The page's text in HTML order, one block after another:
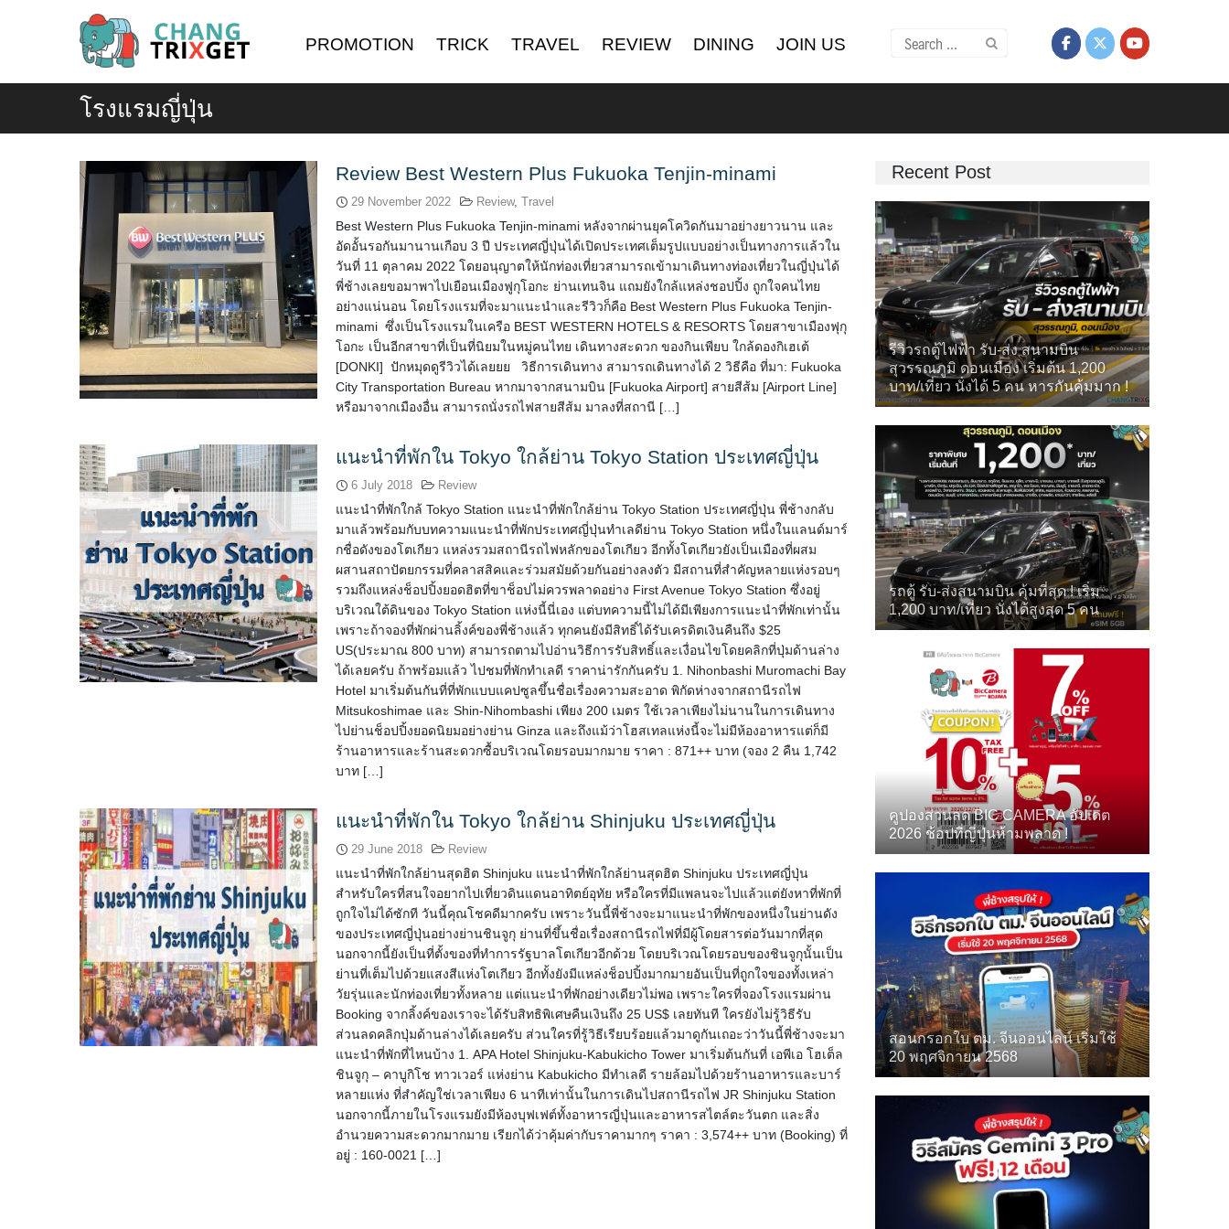
PROMOTION TRICK TRAVEL REVIEW DINING JOIN US
Search
for:
โรงแรมญี่ปุ่น
Review Best Western Plus Fukuoka Tenjin-minami
29 November 2022 Review, Travel
Best Western Plus Fukuoka Tenjin-minami หลังจากผ่านยุคโควิดกันมาอย่างยาวนาน และ
อัดอั้นรอกันมานานเกือบ 3 ปี ประเทศญี่ปุ่นได้เปิดประเทศเต็มรูปแบบอย่างเป็นทางการแล้วใน
วันที่ 11 ตุลาคม 2022 โดยอนุญาตให้นักท่องเที่ยวสามารถเข้ามาเดินทางท่องเที่ยวในญี่ปุ่นได้
พี่ช้างเลยขอมาพาไปเยือนเมืองฟูกุโอกะ ย่านเทนจิน แถมยังใกล้แหล่งชอปปิ้ง ถูกใจคนไทย
อย่างแน่นอน โดยโรงแรมที่จะมาแนะนำและรีวิวก็คือ Best Western Plus Fukuoka Tenjin-
minami ซึ่งเป็นโรงแรมในเครือ BEST WESTERN HOTELS & RESORTS โดยสาขาเมืองฟุกุ
โอกะ เป็นอีกสาขาที่เป็นที่นิยมในหมู่คนไทย เดินทางสะดวก ของกินเพียบ ใกล้ดองกิเฮเต้
[DONKI] ปักหมุดดูรีวิวได้เลยยย วิธีการเดินทาง สามารถเดินทางได้ 2 วิธีคือ ที่มา: Fukuoka
City Transportation Bureau หากมาจากสนามบิน [Fukuoka Airport] สายสีส้ม [Airport Line]
หรือมาจากเมืองอื่น สามารถนั่งรถไฟสายสีส้ม มาลงที่สถานี […]
แนะนำที่พักใน Tokyo ใกล้ย่าน Tokyo Station ประเทศญี่ปุ่น
6 July 2018 Review
แนะนำที่พักใกล้ Tokyo Station แนะนำที่พักใกล้ย่าน Tokyo Station ประเทศญี่ปุ่น พี่ช้างกลับ
มาแล้วพร้อมกับบทความแนะนำที่พักประเทศญี่ปุ่นทำเลดีย่าน Tokyo Station หนึ่งในแลนด์มาร์
กชื่อดังของโตเกียว แหล่งรวมสถานีรถไฟหลักของโตเกียว อีกทั้งโตเกียวยังเป็นเมืองที่ผสม
ผสานสถาปัตยกรรมที่คลาสสิคและร่วมสมัยด้วยกันอย่างลงตัว มีสถานที่สำคัญหลายแห่งรอบๆ
รวมถึงแหล่งช็อปปิ้งยอดฮิตที่ขาช็อปไม่ควรพลาดอย่าง First Avenue Tokyo Station ซึ่งอยู่
บริเวณใต้ดินของ Tokyo Station แห่งนี้นี่เอง แต่บทความนี้ไม่ได้มีเพียงการแนะนำที่พักเท่านั้น
เพราะถ้าจองที่พักผ่านลิ้งค์ของพี่ช้างแล้ว ทุกคนยังมีสิทธิ์ได้รับเครดิตเงินคืนถึง $25
US(ประมาณ 800 บาท) สามารถตามไปอ่านวิธีการรับสิทธิ์และเงื่อนไขโดยคลิกที่ปุ่มด้านล่าง
ได้เลยครับ ถ้าพร้อมแล้ว ไปชมที่พักทำเลดี ราคาน่ารักกันครับ 1. Nihonbashi Muromachi Bay
Hotel มาเริ่มต้นกันที่ที่พักแบบแคปซูลขึ้นชื่อเรื่องความสะอาด พิกัดห่างจากสถานีรถไฟ
Mitsukoshimae และ Shin-Nihombashi เพียง 200 เมตร ใช้เวลาเพียงไม่นานในการเดินทาง
ไปย่านช็อปปิ้งยอดนิยมอย่างย่าน Ginza และถึงแม้ว่าโฮสเทลแห่งนี้จะไม่มีห้องอาหารแต่ก็มี
ร้านอาหารและร้านสะดวกซื้อบริเวณโดยรอบมากมาย ราคา : 871++ บาท (จอง 2 คืน 1,742
บาท […]
แนะนำที่พักใน Tokyo ใกล้ย่าน Shinjuku ประเทศญี่ปุ่น
29 June 2018 Review
แนะนำที่พักใกล้ย่านสุดฮิต Shinjuku แนะนำที่พักใกล้ย่านสุดฮิต Shinjuku ประเทศญี่ปุ่น
สำหรับใครที่สนใจอยากไปเที่ยวดินแดนอาทิตย์อุทัย หรือใครที่มีแพลนจะไปแล้วแต่ยังหาที่พักที่
ถูกใจไม่ได้ซักที วันนี้คุณโชคดีมากครับ เพราะวันนี้พี่ช้างจะมาแนะนำที่พักของหนึ่งในย่านดัง
ของประเทศญี่ปุ่นอย่างย่านชินจูกุ ย่านที่ขึ้นชื่อเรื่องสถานีรถไฟที่มีผู้โดยสารต่อวันมากที่สุด
นอกจากนี้ยังเป็นที่ตั้งของที่ทำการรัฐบาลโตเกียวอีกด้วย โดยบริเวณโดยรอบของชินจูกุนั้นเป็น
ย่านที่เต็มไปด้วยแสงสีแห่งโตเกียว อีกทั้งยังมีแหล่งช็อปปิ้งมากมายอันเป็นที่ถูกใจของทั้งเหล่า
วัยรุ่นและนักท่องเที่ยวทั้งหลาย แต่แนะนำที่พักอย่างเดียวไม่พอ เพราะใครที่จองโรงแรมผ่าน
Booking จากลิ้งค์ของเราจะได้รับสิทธิพิเศษคืนเงินถึง 25 US$ เลยทันที ใครยังไม่รู้วิธีรับ
ส่วนลดคลิกปุ่มด้านล่างได้เลยครับ ส่วนใครที่รู้วิธีเรียบร้อยแล้วมาดูกันเถอะว่าวันนี้พี่ช้างจะมา
แนะนำที่พักที่ไหนบ้าง 1. APA Hotel Shinjuku-Kabukicho Tower มาเริ่มต้นกันที่ เอพีเอ โฮเต็ล
ชินจูกุ – คาบูกิโช ทาวเวอร์ แห่งย่าน Kabukicho มีทำเลดี รายล้อมไปด้วยร้านอาหารและบาร์
หลายแห่ง ที่สำคัญใช่เวลาเพียง 6 นาทีเท่านั้นในการเดินไปสถานีรถไฟ JR Shinjuku Station
นอกจากนี้ภายในโรงแรมยังมีห้องบุฟเฟต์ทั้งอาหารญี่ปุ่นและอาหารสไตล์ตะวันตก และสิ่ง
อำนวยความสะดวกมากมาย เรียกได้ว่าคุ้มค่ากับราคามากๆ ราคา : 3,574++ บาท (Booking) ที่
อยู่ : 160-0021 […]
Recent Post
รีวิวรถตู้ไฟฟ้า รับ-ส่ง สนามบิน
สุวรรณภูมิ ดอนเมือง เริ่มต้น 1,200
บาท/เที่ยว นั่งได้ 5 คน หารกันคุ้มมาก !
รถตู้ รับ-ส่งสนามบิน คุ้มที่สุด ! เริ่ม
1,200 บาท/เที่ยว นั่งได้สูงสุด 5 คน
คูปองส่วนลด BIC CAMERA อัปเดต
2026 ช้อปที่ญี่ปุ่นห้ามพลาด !
สอนกรอกใบ ตม. จีนออนไลน์ เริ่มใช้
20 พฤศจิกายน 2568